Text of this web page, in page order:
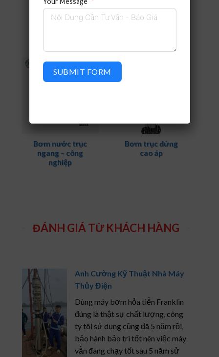
Bơm nước trục
ngang – công
nghiệp
Bơm trục đứng
cao áp
ĐÁNH GIÁ TỪ KHÁCH HÀNG
Anh Cường Kỹ Thuật Nhà Máy
Thủy Điện
Dùng máy bơm hỏa tiễn Franklin
đúng là thật sự chất lượng, công
ty tôi sử dụng cũng đã 5 năm rồi,
bảo hành bảo trì tốt nên việc máy
vẫn đang chạy tốt sau 5 năm sử
SUBMIT FORM